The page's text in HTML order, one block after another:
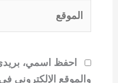
احفظ اسمي، بريدي
والموقع الإلكتروني